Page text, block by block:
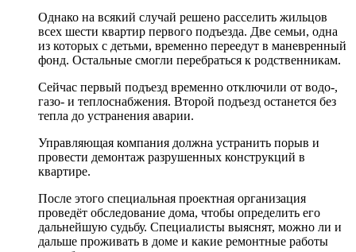
Однако на всякий случай решено расселить жильцов
всех шести квартир первого подъезда. Две семьи, одна
из которых с детьми, временно переедут в маневренный
фонд. Остальные смогли перебраться к родственникам.
Сейчас первый подъезд временно отключили от водо-,
газо- и теплоснабжения. Второй подъезд останется без
тепла до устранения аварии.
Управляющая компания должна устранить порыв и
провести демонтаж разрушенных конструкций в
квартире.
После этого специальная проектная организация
проведёт обследование дома, чтобы определить его
дальнейшую судьбу. Специалисты выяснят, можно ли и
дальше проживать в доме и какие ремонтные работы